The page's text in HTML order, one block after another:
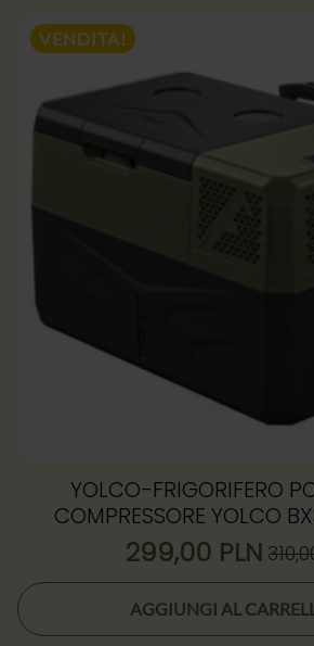
VENDITA!
YOLCO-FRIGORIFERO
COMPRESSORE YOLCO
Il
299,00 PLN
Il
AGGIUNGI AL